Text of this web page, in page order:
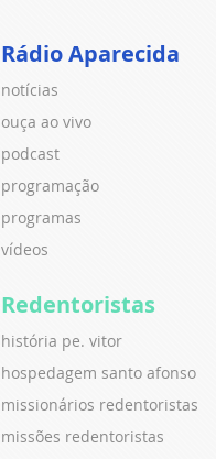
Rádio Aparecida
notícias
ouça ao vivo
podcast
programação
programas
vídeos
Redentoristas
história pe. vitor
hospedagem santo afonso
missionários redentoristas
missões redentoristas